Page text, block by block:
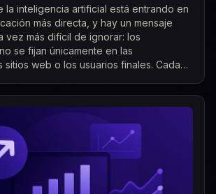
la inteligencia artificial está entrando en
más directa, y hay un mensaje
vez más difícil de ignorar: los
se fijan únicamente en las
sitios web o los usuarios finales. Cada